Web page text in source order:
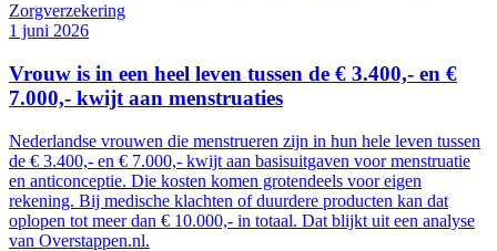
Zorgverzekering
1 juni 2026
Vrouw is in een heel leven tussen de € 3.400,- en €
7.000,- kwijt aan menstruaties
Nederlandse vrouwen die menstrueren zijn in hun hele leven tussen
de € 3.400,- en € 7.000,- kwijt aan basisuitgaven voor menstruatie
en anticonceptie. Die kosten komen grotendeels voor eigen
rekening. Bij medische klachten of duurdere producten kan dat
oplopen tot meer dan € 10.000,- in totaal. Dat blijkt uit een analyse
van Overstappen.nl.